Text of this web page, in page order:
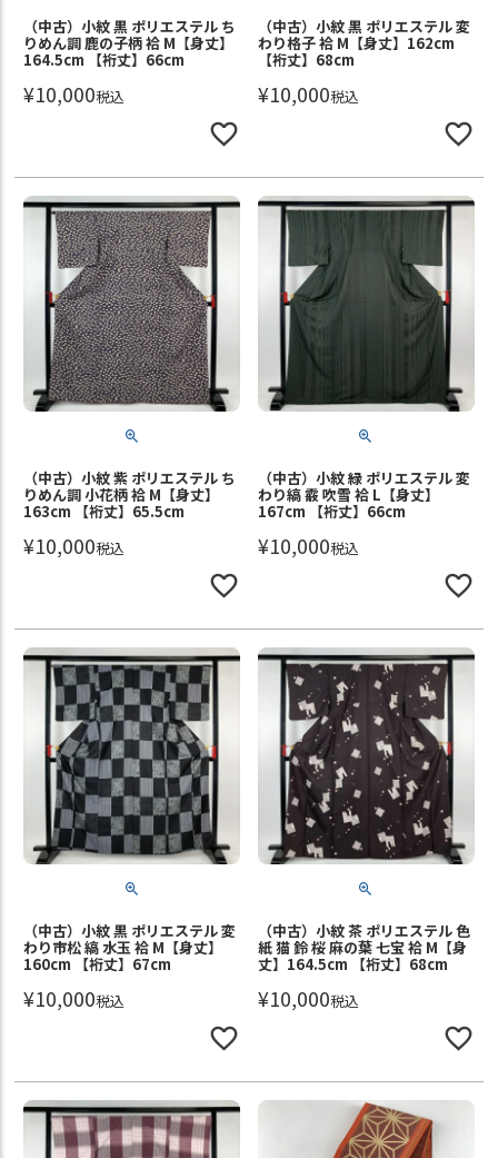
（中古）小紋 黒 ポリエステル ち
りめん調 鹿の子柄 袷 M【身丈】
164.5cm 【裄丈】66cm
¥10,000税込
（中古）小紋 黒 ポリエステル 変
わり格子 袷 M【身丈】162cm
【裄丈】68cm
¥10,000税込
（中古）小紋 紫 ポリエステル ち
りめん調 小花柄 袷 M【身丈】
163cm 【裄丈】65.5cm
¥10,000税込
（中古）小紋 緑 ポリエステル 変
わり縞 霰 吹雪 袷 L【身丈】
167cm 【裄丈】66cm
¥10,000税込
（中古）小紋 黒 ポリエステル 変
わり市松 縞 水玉 袷 M【身丈】
160cm 【裄丈】67cm
¥10,000税込
（中古）小紋 茶 ポリエステル 色
紙 猫 鈴 桜 麻の葉 七宝 袷 M【身
丈】164.5cm 【裄丈】68cm
¥10,000税込